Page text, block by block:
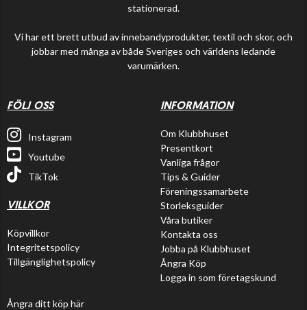
stationerad.
Vi har ett brett utbud av innebandyprodukter, textil och skor, och
jobbar med många av både Sveriges och världens ledande
varumärken.
FÖLJ OSS
Instagram
Youtube
TikTok
VILLKOR
Köpvillkor
Integritetspolicy
Tillgänglighetspolicy
Ångra ditt köp här
INFORMATION
Om Klubbhuset
Presentkort
Vanliga frågor
Tips & Guider
Föreningssamarbete
Storleksguider
Våra butiker
Kontakta oss
Jobba på Klubbhuset
Ångra Köp
Logga in som företagskund